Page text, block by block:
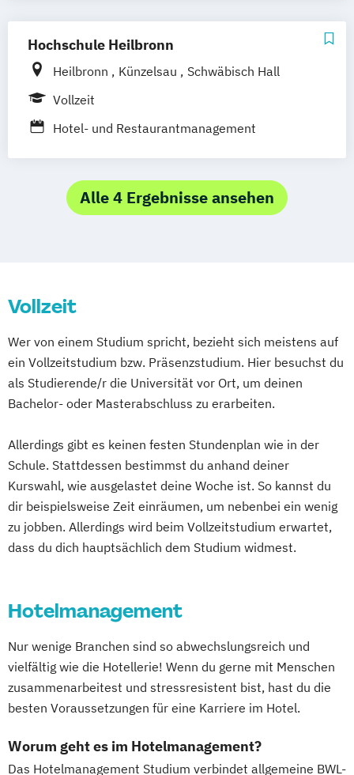
Hochschule Heilbronn
Heilbronn Künzelsau
Schwäbisch Hall
Vollzeit
Hotel- und Restaurantmanagement
Alle 4 Ergebnisse ansehen
Vollzeit
Wer von einem Studium spricht, bezieht sich meistens auf
ein Vollzeitstudium bzw. Präsenzstudium. Hier besuchst du
als Studierende/r die Universität vor Ort, um deinen
Bachelor- oder Masterabschluss zu erarbeiten.
Allerdings gibt es keinen festen Stundenplan wie in der
Schule. Stattdessen bestimmst du anhand deiner
Kurswahl, wie ausgelastet deine Woche ist. So kannst du
dir beispielsweise Zeit einräumen, um nebenbei ein wenig
zu jobben. Allerdings wird beim Vollzeitstudium erwartet,
dass du dich hauptsächlich dem Studium widmest.
Hotelmanagement
Nur wenige Branchen sind so abwechslungsreich und
vielfältig wie die Hotellerie! Wenn du gerne mit Menschen
zusammenarbeitest und stressresistent bist, hast du die
besten Voraussetzungen für eine Karriere im Hotel.
Worum geht es im Hotelmanagement?
Das Hotelmanagement Studium verbindet allgemeine BWL-